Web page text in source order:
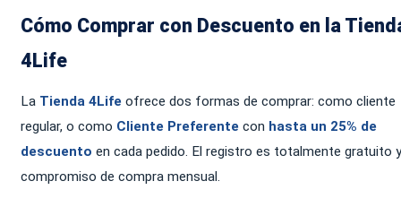
Cómo Comprar con Descuento en la
4Life
La Tienda 4Life ofrece dos formas de comprar: como cliente
regular, o como Cliente Preferente con hasta un 25% de
descuento en cada pedido. El registro es totalmente gratuito
compromiso de compra mensual.